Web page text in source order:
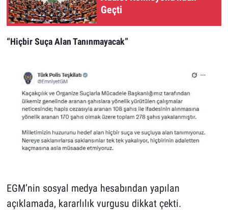
Geçti
“Hiçbir Suça Alan Tanınmayacak”
EGM’nin sosyal medya hesabından yapılan
açıklamada, kararlılık vurgusu dikkat çekti.